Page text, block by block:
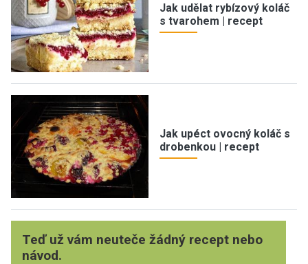
Jak udělat rybízový koláč
s tvarohem | recept
Jak upéct ovocný koláč s
drobenkou | recept
Teď už vám neuteče žádný recept nebo
návod.